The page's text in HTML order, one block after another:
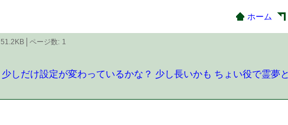
ホーム
51.2KB ページ数 1
少しだけ設定が変わっているかな？ 少し長いかも ちょい役で霊夢